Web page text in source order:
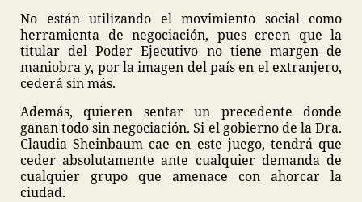
No están utilizando el movimiento social como
herramienta de negociación, pues creen que la
titular del Poder Ejecutivo no tiene margen de
maniobra y, por la imagen del país en el extranjero,
cederá sin más.
Además, quieren sentar un precedente donde
ganan todo sin negociación. Si el gobierno de la Dra.
Claudia Sheinbaum cae en este juego, tendrá que
ceder absolutamente ante cualquier demanda de
cualquier grupo que amenace con ahorcar la
ciudad.